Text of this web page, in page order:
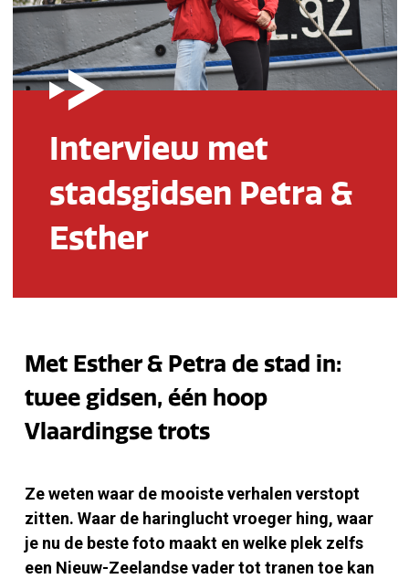
Interview met
stadsgidsen Petra &
Esther
Met Esther & Petra de stad in:
twee gidsen, één hoop
Vlaardingse trots
Ze weten waar de mooiste verhalen verstopt
zitten. Waar de haringlucht vroeger hing, waar
je nu de beste foto maakt en welke plek zelfs
een Nieuw-Zeelandse vader tot tranen toe kan